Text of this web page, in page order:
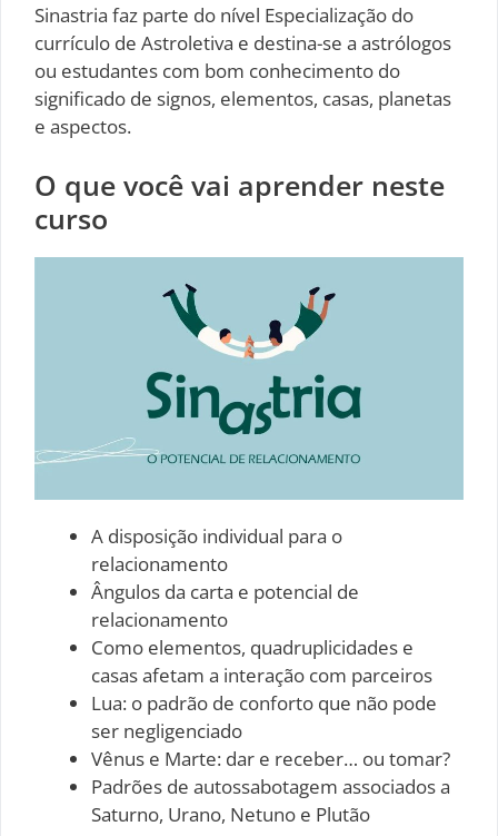
Sinastria faz parte do nível Especialização do
currículo de Astroletiva e destina-se a astrólogos
ou estudantes com bom conhecimento do
significado de signos, elementos, casas, planetas
e aspectos.
O que você vai aprender neste
curso
A disposição individual para o
relacionamento
Ângulos da carta e potencial de
relacionamento
Como elementos, quadruplicidades e
casas afetam a interação com parceiros
Lua: o padrão de conforto que não pode
ser negligenciado
Vênus e Marte: dar e receber… ou tomar?
Padrões de autossabotagem associados a
Saturno, Urano, Netuno e Plutão